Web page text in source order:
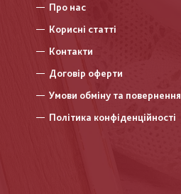
Про нас
Корисні статті
Контакти
Договір оферти
Умови обміну та повернення
Політика конфіденційності